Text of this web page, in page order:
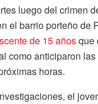
luego del crimen
el barrio porteño de
de 15 añosque
como anticiparon
horas.
el